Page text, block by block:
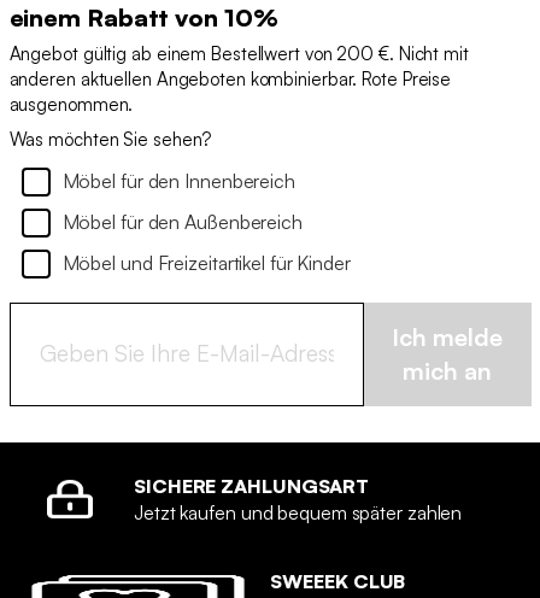
einem Rabatt von 10%
Angebot gültig ab einem Bestellwert von 200 €. Nicht mit
anderen aktuellen Angeboten kombinierbar. Rote Preise
ausgenommen.
Was möchten Sie sehen?
Möbel für den Innenbereich
Möbel für den Außenbereich
Möbel und Freizeitartikel für Kinder
Ich melde
mich an
SICHERE ZAHLUNGSART
Jetzt kaufen und bequem später zahlen
SWEEEK CLUB